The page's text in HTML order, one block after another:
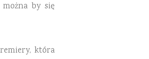
by się
która